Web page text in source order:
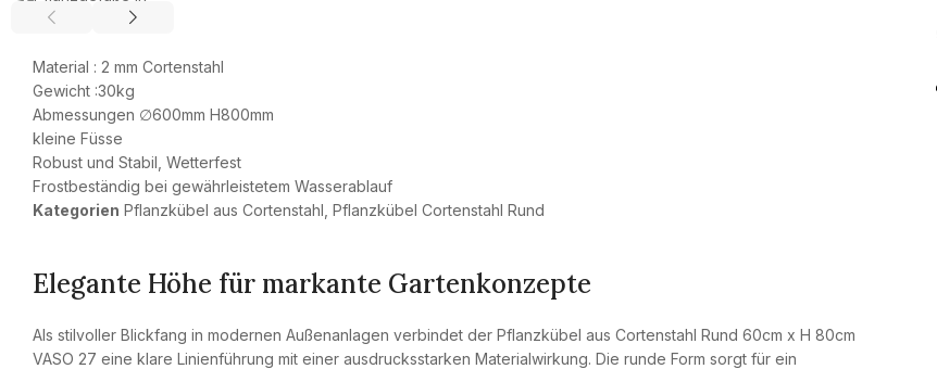
Material : 2 mm Cortenstahl
Gewicht :30kg
Abmessungen ∅600mm H800mm
kleine Füsse
Robust und Stabil, Wetterfest
Frostbeständig bei gewährleistetem Wasserablauf
Kategorien Pflanzkübel aus Cortenstahl Pflanzkübel Cortenstahl Rund
Elegante Höhe für markante Gartenkonzepte
Als stilvoller Blickfang in modernen Außenanlagen verbindet der Pflanzkübel aus Cortenstahl Rund 60cm x H 80cm
VASO 27 eine klare Linienführung mit einer ausdrucksstarken Materialwirkung. Die runde Form sorgt für ein